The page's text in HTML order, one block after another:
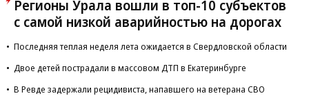
Регионы Урала вошли в топ-10 субъектов
с самой низкой аварийностью на дорогах
Последняя теплая неделя лета ожидается в Свердловской области
Двое детей пострадали в массовом ДТП в Екатеринбурге
В Ревде задержали рецидивиста, напавшего на ветерана СВО